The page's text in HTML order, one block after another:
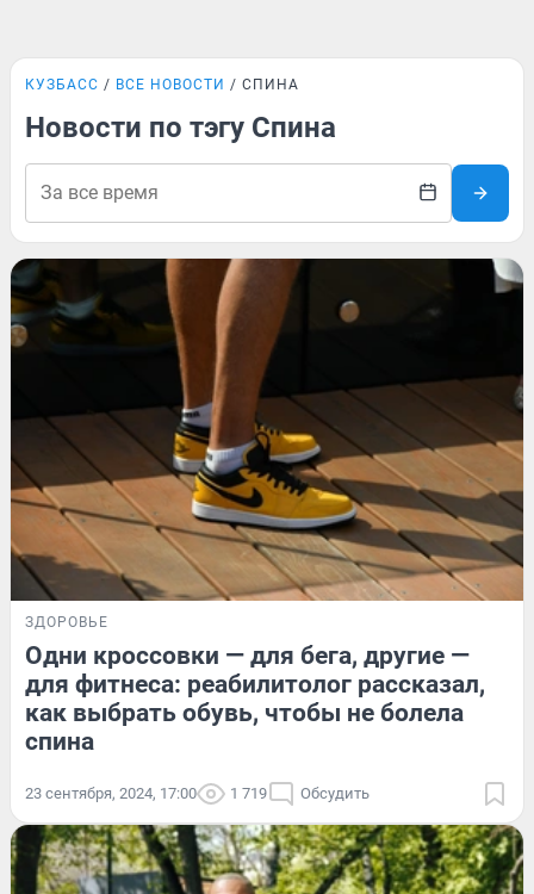
КУЗБАСС ВСЕ НОВОСТИ СПИНА
Новости по тэгу Спина
ЗДОРОВЬЕ
Одни кроссовки — для бега, другие —
для фитнеса: реабилитолог рассказал,
как выбрать обувь, чтобы не болела
спина
23 сентября, 2024, 17:00 1 719 Обсудить